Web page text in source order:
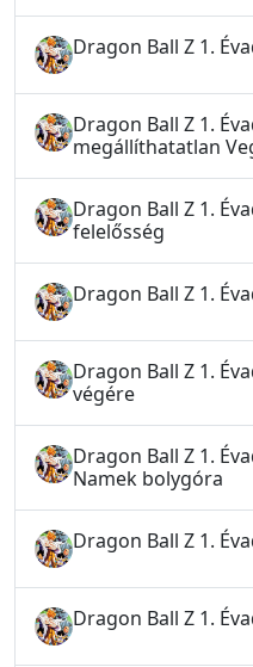
Dragon Ball Z 1.
Dragon Ball Z 1.
megállíthatatlan
Dragon Ball Z 1.
felelősség
Dragon Ball Z 1.
Dragon Ball Z 1.
végére
Dragon Ball Z 1.
Namek bolygóra
Dragon Ball Z 1.
Dragon Ball Z 1.